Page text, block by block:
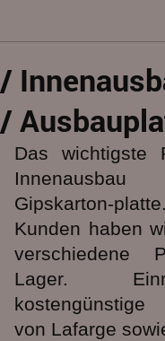
Das wichtigste
Gipskarton-
Kunden haben
verschiedene
Lager.
kostengünstige
von Lafarge